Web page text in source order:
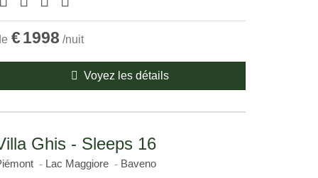
€1998 /nuit
Voyez les détails
Ghis - Sleeps 16
Lac Maggiore Baveno